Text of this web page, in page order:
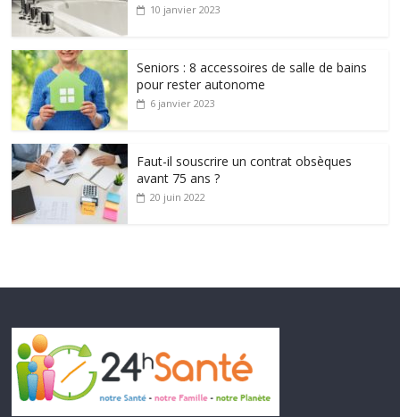
10 janvier 2023
Seniors : 8 accessoires de salle de bains
pour rester autonome
6 janvier 2023
Faut-il souscrire un contrat obsèques
avant 75 ans ?
20 juin 2022